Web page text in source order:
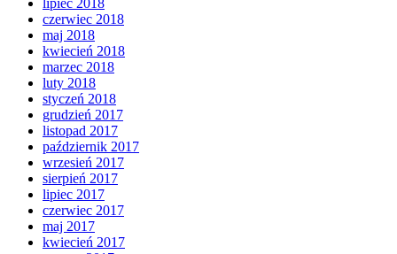
lipiec 2018
czerwiec 2018
maj 2018
kwiecień 2018
marzec 2018
luty 2018
styczeń 2018
grudzień 2017
listopad 2017
październik 2017
wrzesień 2017
sierpień 2017
lipiec 2017
czerwiec 2017
maj 2017
kwiecień 2017